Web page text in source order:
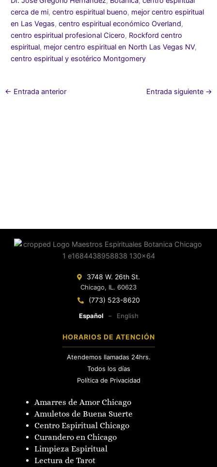
cerca de mi,centro espiritual bueno, mejor centro espiritual
en Las Vegas,centro espiritual económico Overland,
centro espiritual profesional Cicero, Rockford centro
espiritual, mejor centro espiritual en North Las Vegas NV,
centro espiritual y esotérico Montgomery
← Entrada anterior Entrada siguiente →
3748 W. 26th St.
Chicago, IL. 60623
(773) 523-8620
Español – English
HORARIOS DE ATENCIÓN
Atendemos llamadas 24hrs.
Todos los días
Política de Privacidad
Amarres de Amor Chicago
Amuletos de Buena Suerte
Centro Espiritual Chicago
Curandero en Chicago
Limpieza Espiritual
Lectura de Tarot